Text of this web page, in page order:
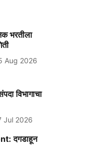
भरतीला
Aug 2026
विभागाचा
Jul 2026
दगडाहून